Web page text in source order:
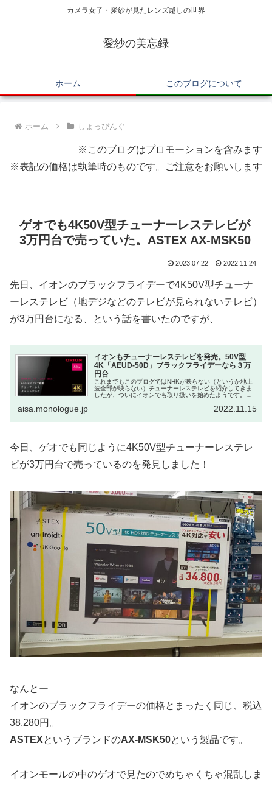
カメラ女子・愛紗が見たレンズ越しの世界
愛紗の美忘録
ホーム このブログについて
ホーム しょっぴんぐ
※このブログはプロモーションを含みます
※表記の価格は執筆時のものです。ご注意をお願いします
ゲオでも4K50V型チューナーレステレビが
3万円台で売っていた。ASTEX AX-MSK50
2023.07.22 2022.11.24
先日、イオンのブラックフライデーで4K50V型チューナ
ーレステレビ（地デジなどのテレビが見られないテレビ）
が3万円台になる、という話を書いたのですが、
イオンもチューナーレステレビを発売。50V型
4K「AEUD-50D」ブラックフライデーなら３万
円台
これまでもこのブログではNHKが映らない（というか地上
波全部が映らない）チューナーレステレビを紹介してきま
したが、ついにイオンでも取り扱いを始めたようです。し
aisa.monologue.jp 2022.11.15
今日、ゲオでも同じように4K50V型チューナーレステレ
ビが3万円台で売っているのを発見しました！
なんとー
イオンのブラックフライデーの価格とまったく同じ、税込
38,280円。
ASTEXというブランドのAX-MSK50という製品です。
イオンモールの中のゲオで見たのでめちゃくちゃ混乱しま